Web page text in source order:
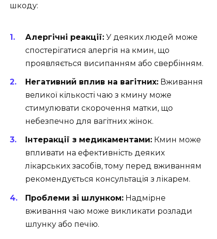
шкоду:
Алергічні реакції: У деяких людей може
спостерігатися алергія на кмин, що
проявляється висипанням або свербінням.
Негативний вплив на вагітних: Вживання
великої кількості чаю з кмину може
стимулювати скорочення матки, що
небезпечно для вагітних жінок.
Інтеракції з медикаментами: Кмин може
впливати на ефективність деяких
лікарських засобів, тому перед вживанням
рекомендується консультація з лікарем.
Проблеми зі шлунком: Надмірне
вживання чаю може викликати розлади
шлунку або печію.